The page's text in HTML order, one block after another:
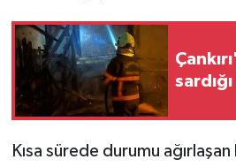
Kısa sürede durumu ağırlaşan